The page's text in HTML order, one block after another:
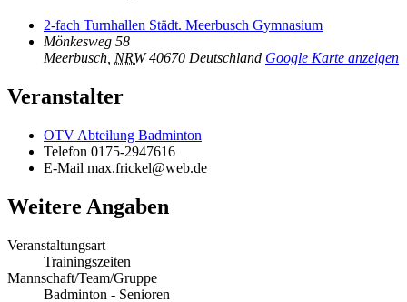
2-fach Turnhallen Städt. Meerbusch Gymnasium
Mönkesweg 58
Meerbusch NRW 40670 Deutschland Google Karte anzeigen
Veranstalter
OTV Abteilung Badminton
Telefon 0175-2947616
E-Mail max.frickel@web.de
Weitere Angaben
Veranstaltungsart
Trainingszeiten
Mannschaft/Team/Gruppe
Badminton - Senioren